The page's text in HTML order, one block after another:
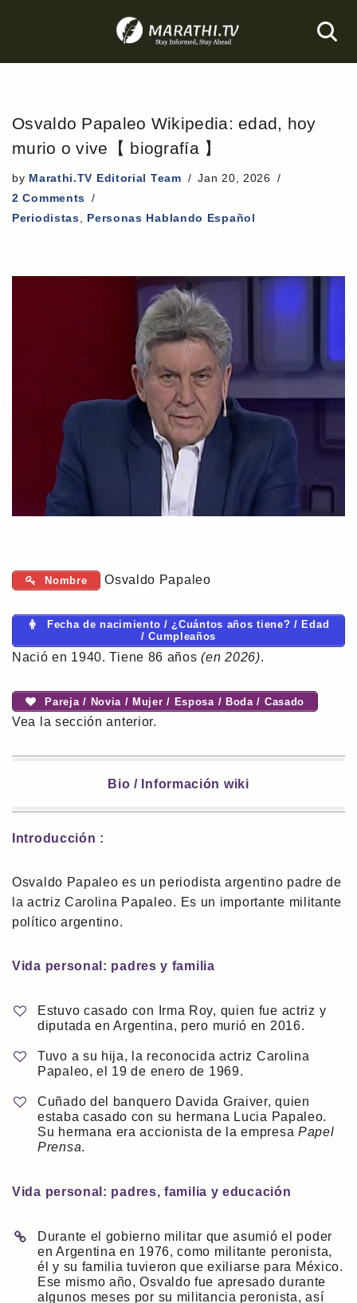
to
Osvaldo Papaleo Wikipedia: edad, hoy
murio o vive【 biografía 】
by Marathi.TV Editorial Team
Jan 20, 2026
2 Comments
Periodistas
Personas Hablando Español
Nombre Osvaldo Papaleo
Fecha de nacimiento / ¿Cuántos años tiene? / Edad
/ Cumpleaños
Nació en 1940. Tiene 86 años(en 2026).
Pareja / Novia / Mujer / Esposa / Boda / Casado
Vea la sección anterior.
Bio / Información wiki
Introducción :
Osvaldo Papaleo es un periodista argentino padre de
la actriz Carolina Papaleo. Es un importante militante
político argentino.
Vida personal: padres y familia
Estuvo casado con Irma Roy, quien fue actriz y
diputada en Argentina, pero murió en 2016.
Tuvo a su hija, la reconocida actriz Carolina
Papaleo, el 19 de enero de 1969.
Cuñado del banquero Davida Graiver, quien
estaba casado con su hermana Lucia Papaleo.
Su hermana era accionista de la empresaPapel
Prensa.
Vida personal: padres, familia y educación
Durante el gobierno militar que asumió el poder
en Argentina en 1976, como militante peronista,
él y su familia tuvieron que exiliarse para México.
Ese mismo año, Osvaldo fue apresado durante
algunos meses por su militancia peronista, así